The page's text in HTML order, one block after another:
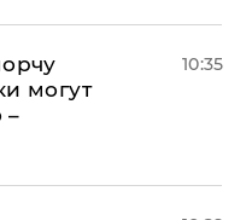
могут
–
10:35